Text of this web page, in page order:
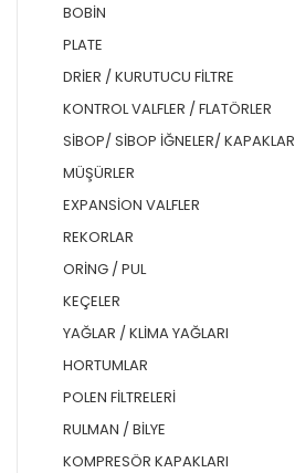
BOBIN
PLATE
DRIER / KURUTUCU FILTRE
KONTROL VALFLER / FLATÖRLER
SIBOP/ SIBOP İĞNELER/ KAPAKLAR
MÜŞÜRLER
EXPANSION VALFLER
REKORLAR
ORING / PUL
KEÇELER
YAĞLAR / KLIMA YAĞLARI
HORTUMLAR
POLEN FILTRELERI
RULMAN / BILYE
KOMPRESÖR KAPAKLARI